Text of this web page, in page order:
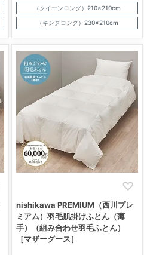
（クイーンロング）210×210cm
（キングロング）230×210cm
nishikawa PREMIUM（西川プレ
ミアム）羽毛肌掛けふとん（薄
手）（組み合わせ羽毛ふとん）
［マザーグース］